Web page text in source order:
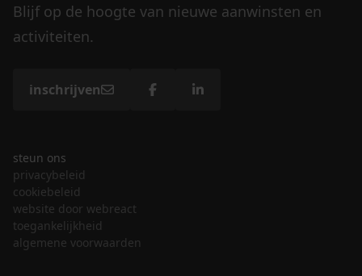
Blijf op de hoogte van nieuwe aanwinsten en
activiteiten.
inschrijven
steun ons
privacybeleid
cookiebeleid
website door webreact
toegankelijkheid
algemene voorwaarden